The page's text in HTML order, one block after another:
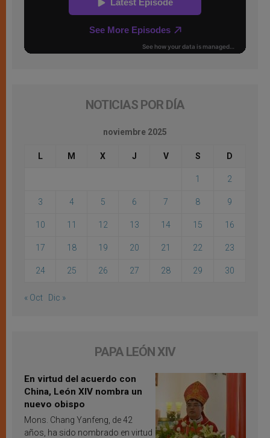
NOTICIAS POR DÍA
noviembre 2025
L M X J V S D
1 2
3 4 5 6 7 8 9
10 11 12 13 14 15 16
17 18 19 20 21 22 23
24 25 26 27 28 29 30
« Oct Dic »
PAPA LEÓN XIV
En virtud del acuerdo con
China, León XIV nombra un
nuevo obispo
Mons. Chang Yanfeng, de 42
años, ha sido nombrado en virtud